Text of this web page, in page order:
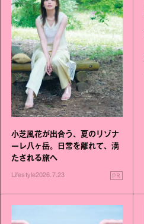
小芝風花が出合う、夏のリゾナ
ーレ八ヶ岳。日常を離れて、満
たされる旅へ
Lifestyle2026.7.23 PR